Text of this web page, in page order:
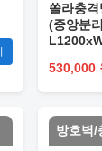
쏠라충
(중앙분
530,000
방호벽/